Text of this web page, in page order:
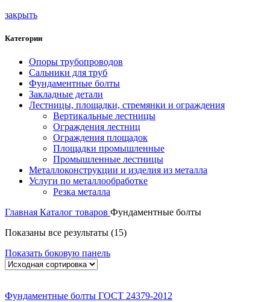
закрыть
Категории
Опоры трубопроводов
Сальники для труб
Фундаментные болты
Закладные детали
Лестницы, площадки, стремянки и ограждения
Вертикальные лестницы
Ограждения лестниц
Ограждения площадок
Площадки промышленные
Промышленные лестницы
Металлоконструкции и изделия из металла
Услуги по металлообработке
Резка металла
Главная Каталог товаров Фундаментные болты
Показаны все результаты (15)
Показать боковую панель
Фундаментные болты ГОСТ 24379-2012